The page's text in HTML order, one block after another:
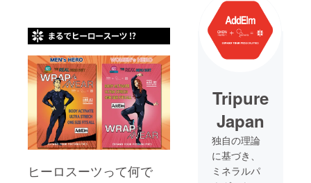
ヒーロスーツって何で
Tripure
Japan
独自の理論
に基づき、
ミネラルパ